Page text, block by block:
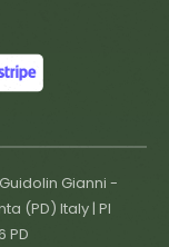
Gianni -
(PD) Italy | PI
PD